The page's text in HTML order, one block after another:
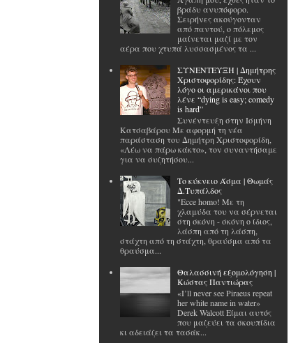
βράδυ ανυπόφορο.
Σειρήνες ακούγονταν
από παντού, ο πόλεμος
μαίνεται μαζί με τον
αέρα που χτυπά λυσσασμένος τα ...
ΣΥΝΕΝΤΕΥΞΗ | Δημήτρης
Χριστοφορίδης: Έχουν
λόγο οι αμερικάνοι που
λένε “dying is easy; comedy
is hard”
Συνέντευξη στην Ισμήνη
Κατσαβάρου Με αφορμή τη νέα
παράσταση του Δημήτρη Χριστοφορίδη,
«Λέω να πάρω κάκτο», τον συναντήσαμε
για να συζητήσου...
Το κύκνειο Άσμα | Θωμάς
Δ.Τυπάλδος
"Ecce homo! Με τη
χλαμύδα του να σέρνεται
στη σκόνη - σκόνη ο ίδιος,
λάσπη από τη λάσπη,
στάχτη από τη στάχτη, θραύσμα από τα
θραύσμα...
Θαλασσινή εξομολόγηση |
Κώστας Παντιώρας
«I’ll never see Piraeus repeat
her white name in water»
Derek Walcott Είμαι αυτός
που μαζεύει τα σκουπίδια
κι αδειάζει τα τασάκ...